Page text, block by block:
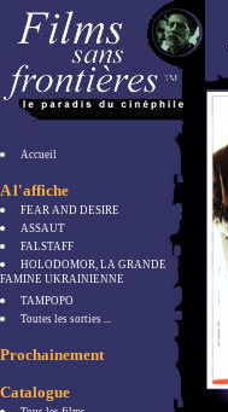
Accueil
A l'affiche
FEAR AND DESIRE
ASSAUT
FALSTAFF
HOLODOMOR, LA GRANDE
FAMINE UKRAINIENNE
TAMPOPO
Toutes les sorties ...
Prochainement
Catalogue